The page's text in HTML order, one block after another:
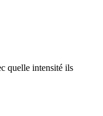
quelle intensité ils